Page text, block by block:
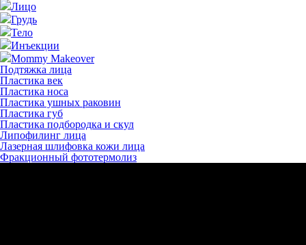
Лицо
Грудь
Тело
Инъекции
Mommy Makeover
Подтяжка лица
Пластика век
Пластика носа
Пластика ушных раковин
Пластика губ
Пластика подбородка и скул
Липофилинг лица
Лазерная шлифовка кожи лица
Фракционный фототермолиз